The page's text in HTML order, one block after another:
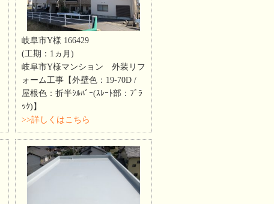
岐阜市Y様 166429
(工期：1ヵ月)
岐阜市Y様マンション 外装リフ
ォーム工事【外壁色：19-70D /
屋根色：折半ｼﾙﾊﾞｰ(ｽﾚｰﾄ部：ﾌﾞﾗ
ｯｸ)】
>>詳しくはこちら